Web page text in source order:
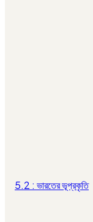
5.2 : ভারতের ভূপ্রকৃতি